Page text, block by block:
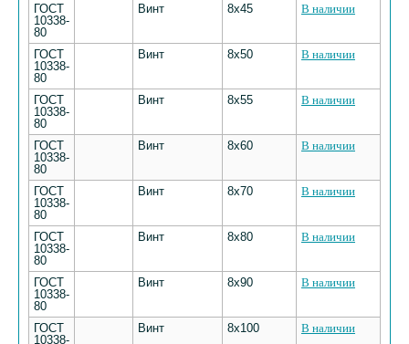
ГОСТ
10338-
80
Винт 8х45 В наличии
ГОСТ
10338-
80
Винт 8х50 В наличии
ГОСТ
10338-
80
Винт 8х55 В наличии
ГОСТ
10338-
80
Винт 8х60 В наличии
ГОСТ
10338-
80
Винт 8х70 В наличии
ГОСТ
10338-
80
Винт 8х80 В наличии
ГОСТ
10338-
80
Винт 8х90 В наличии
ГОСТ
10338-
Винт 8х100 В наличии